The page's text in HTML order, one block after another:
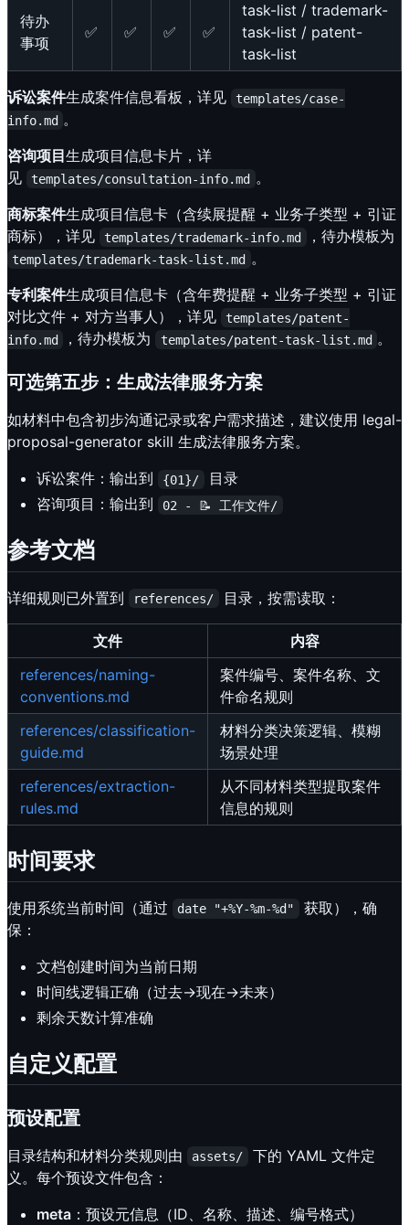
待办
事项
✅ ✅ ✅ ✅
task-list / trademark-
task-list / patent-
task-list
诉讼案件生成案件信息看板，详见
templates/case-
info.md 。
咨询项目生成项目信息卡片，详
见
templates/consultation-info.md 。
商标案件生成项目信息卡（含续展提醒 + 业务子类型 + 引证
商标），详见
templates/trademark-info.md ，待办模板为
templates/trademark-task-list.md 。
专利案件生成项目信息卡（含年费提醒 + 业务子类型 + 引证
对比文件 + 对方当事人），详见
templates/patent-
info.md
，待办模板为 templates/patent-task-list.md 。
可选第五步：生成法律服务方案
如材料中包含初步沟通记录或客户需求描述，建议使用 legal-
proposal-generator skill 生成法律服务方案。
诉讼案件：输出到
{01}/
目录
咨询项目：输出到
02 - 📝 工作文件/
参考文档
详细规则已外置到 references/ 目录，按需读取：
文件
内容
references/naming-
conventions.md
案件编号、案件名称、文
件命名规则
references/classification-
guide.md
材料分类决策逻辑、模糊
场景处理
references/extraction-
rules.md
从不同材料类型提取案件
信息的规则
时间要求
使用系统当前时间（通过 date "+%Y-%m-%d"
获取），确
保：
文档创建时间为当前日期
时间线逻辑正确（过去→现在→未来）
剩余天数计算准确
自定义配置
预设配置
目录结构和材料分类规则由 assets/
下的 YAML 文件定
义。每个预设文件包含：
meta ：预设元信息（ID、名称、描述、编号格式）